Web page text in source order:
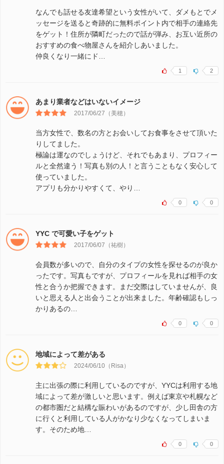
なんでも話せる友達希望という女性がいて、ダメもとでメ
ッセージを送ると奇跡的に無料ポイント内で相手の連絡先
をゲット！住所が隣町だったので話が弾み、お互い近所の
おすすめの食べ物屋さんを紹介しあいました。
仲良くなり一緒にド…
1 2
あまり業者などはいないイメージ
2017/06/27（美穂）
当方女性で、数名の方とお会いしてお食事をさせて頂いた
りしてました。
極論は運なのでしょうけど、それでもあまり、プロフィー
ルと全然違う！写真も別の人！と言うこともなく安心して
使っていました。
アプリも分かりやすくて、やり…
0 0
YYC で可愛い子をゲット
2017/06/07（祐樹）
会員数が多いので、自分のタイプの女性を探せるのが良か
ったです。写真もですが、プロフィールを見れば相手の女
性と合うか把握できます。まだ交際はしていませんが、良
いと思える人と出会うことが出来ました。年齢確認もしっ
かりあるの…
0 0
地域によって差がある
2024/06/10（Risa）
主に出張の際に利用しているのですが、YYCは利用する地
域によって差が激しいと思います。例えば東京や札幌など
の都市圏だと結構な賑わいがあるのですが、少し田舎の方
に行くと利用している人がかなり少なくなってしまいま
す。そのため地…
0 0